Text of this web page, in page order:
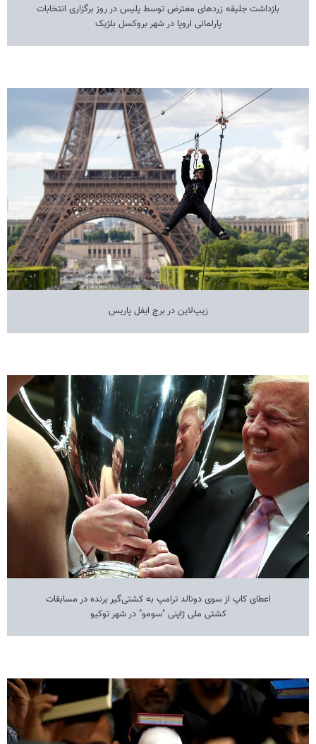
بازداشت جلیقه زردهای معترض توسط پلیس در روز برگزاری انتخابات
پارلمانی اروپا در شهر بروکسل بلژیک
زیپ‌لاین در برج ایفل پاریس
اعطای کاپ از سوی دونالد ترامپ به کشتی‌گیر برنده در مسابقات
کشتی ملی ژاپنی "سومو" در شهر توکیو